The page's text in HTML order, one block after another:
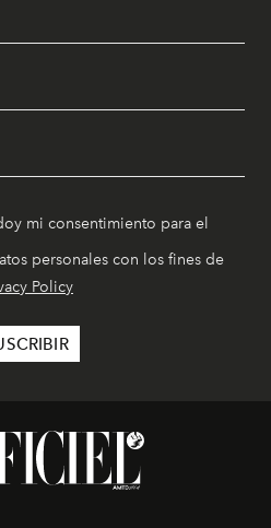
mi consentimiento para el
personales con los fines de
Policy